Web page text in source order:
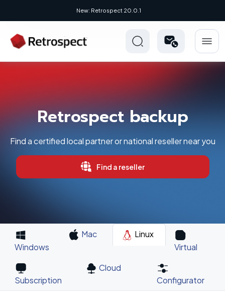
New: Retrospect 20.0.1
Retrospect backup
Find a certified local partner or national reseller near you
Find a reseller
Windows
Mac
Linux
Virtual
Subscription
Cloud
Configurator